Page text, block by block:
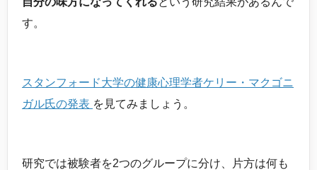
す。
スタンフォード大学の健康心理学者ケリー・マクゴニ
ガル氏の発表 を見てみましょう。
研究では被験者を2つのグループに分け、片方は何も